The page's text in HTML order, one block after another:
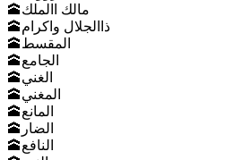
🕋مالك االملك
🕋ذاالجلال واكرام
🕋المقسط
🕋الجامع
🕋الغني
🕋المغني
🕋المانع
🕋الضار
🕋النافع